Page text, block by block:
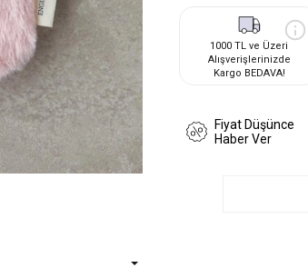
1000 TL ve Üzeri
Alışverişlerinizde
Kargo BEDAVA!
Fiyat Düşünce
Haber Ver